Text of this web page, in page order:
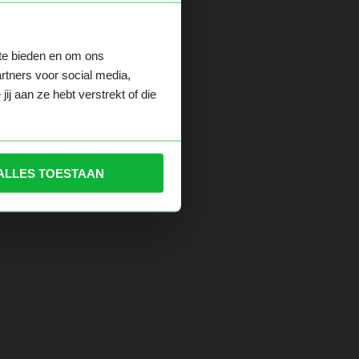
bieden en om ons
voor social media,
aan ze hebt verstrekt of die
TOESTAAN